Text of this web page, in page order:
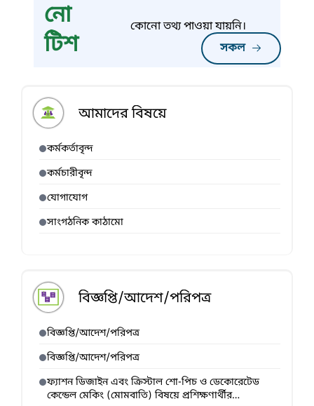
নো
টিশ
সকল
কোনো তথ্য পাওয়া যায়নি।
আমাদের বিষয়ে
কর্মকর্তাবৃন্দ
কর্মচারীবৃন্দ
যোগাযোগ
সাংগঠনিক কাঠামো
বিজ্ঞপ্তি/আদেশ/পরিপত্র
বিজ্ঞপ্তি/আদেশ/পরিপত্র
বিজ্ঞপ্তি/আদেশ/পরিপত্র
ফ্যাশন ডিজাইন এবং ক্রিস্টাল শো-পিচ ও ডেকোরেটেড
কেন্ডেল মেকিং (মোমবাতি) বিষয়ে প্রশিক্ষণার্থীর